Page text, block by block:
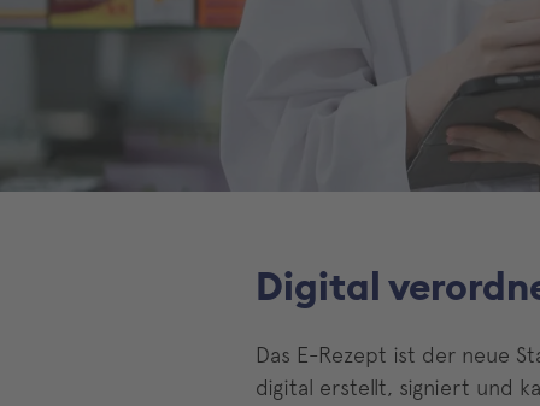
Digital
Das E-Rezept ist der neue
digital erstellt, signiert und